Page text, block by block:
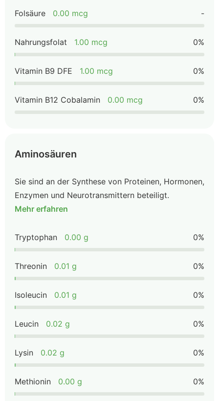
Folsäure 0.00 mcg -
Nahrungsfolat 1.00 mcg 0%
Vitamin B9 DFE 1.00 mcg 0%
Vitamin B12 Cobalamin 0.00 mcg 0%
Aminosäuren
Sie sind an der Synthese von Proteinen, Hormonen,
Enzymen und Neurotransmittern beteiligt.
Mehr erfahren
Tryptophan 0.00 g 0%
Threonin 0.01 g 0%
Isoleucin 0.01 g 0%
Leucin 0.02 g 0%
Lysin 0.02 g 0%
Methionin 0.00 g 0%